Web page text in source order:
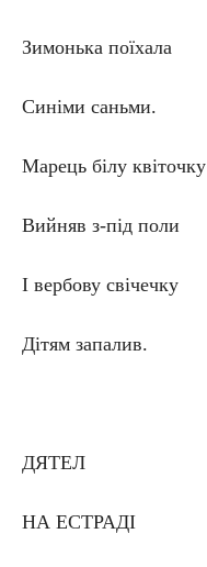
Зимонька поїхала
Синіми саньми.
Марець білу квіточку
Вийняв з-під поли
І вербову свічечку
Дітям запалив.
ДЯТЕЛ
НА ЕСТРАДІ